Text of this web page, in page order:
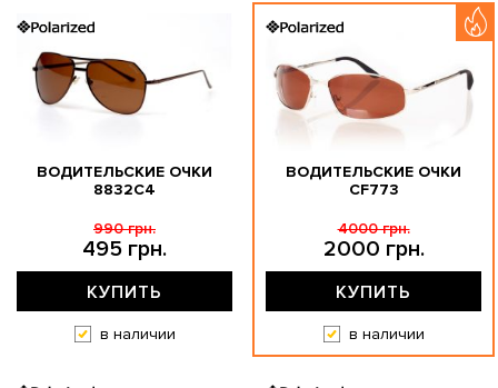
ВОДИТЕЛЬСКИЕ ОЧКИ
8832C4
495 грн.
990 грн.
КУПИТЬ
в наличии
ВОДИТЕЛЬСКИЕ ОЧКИ
CF773
2000 грн.
4000 грн.
КУПИТЬ
в наличии